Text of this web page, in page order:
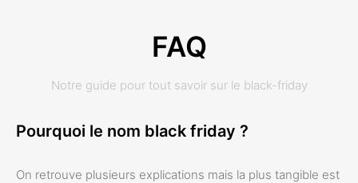
FAQ
Notre guide pour tout savoir sur le black-friday
Pourquoi le nom black friday ?
On retrouve plusieurs explications mais la plus tangible est